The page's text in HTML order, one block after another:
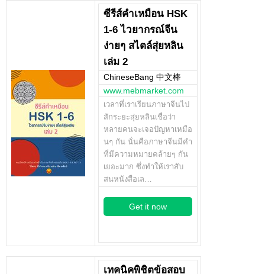
ซีรีส์คำเหมือน HSK
1-6 ไวยากรณ์จีน
ง่ายๆ สไตล์สุ่ยหลิน
เล่ม 2
ChineseBang 中文棒
www.mebmarket.com
เวลาที่เราเรียนภาษาจีนไป
สักระยะสุ่ยหลินเชื่อว่า
หลายคนจะเจอปัญหาเหมือ
นๆ กัน นั่นคือภาษาจีนมีคำ
ที่มีความหมายคล้ายๆ กัน
เยอะมาก ซึ่งทำให้เราสับ
สนหนังสือเล…
Get it now
เทคนิคพิชิตข้อสอบ